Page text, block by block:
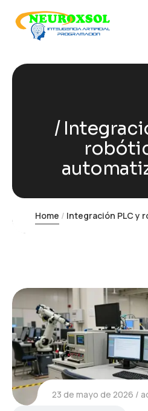
Home Integración PLC y
23 de mayo de 2026